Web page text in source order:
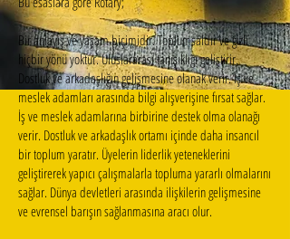
Bir anlayış ve yaşam biçimidir. Toplumsaldır ve gizli
hiçbir yönü yoktur. Uluslararası tanışıklığı geliştirir.
Dostluk ve arkadaşlığın gelişmesine olanak verir. İş ve
meslek adamları arasında bilgi alışverişine fırsat sağlar.
İş ve meslek adamlarına birbirine destek olma olanağı
verir. Dostluk ve arkadaşlık ortamı içinde daha insancıl
bir toplum yaratır. Üyelerin liderlik yeteneklerini
geliştirerek yapıcı çalışmalarla topluma yararlı olmalarını
sağlar. Dünya devletleri arasında ilişkilerin gelişmesine
ve evrensel barışın sağlanmasına aracı olur.